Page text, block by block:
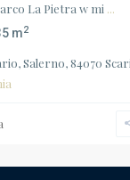
La Pietra w mi ...
m2
Salerno, 84070